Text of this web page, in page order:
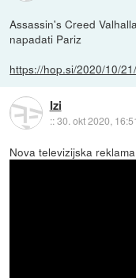
Assassin's Creed
napadati Pariz
https://hop.si/2020/10/
Izi
::30. okt 2020,
Nova televizijska